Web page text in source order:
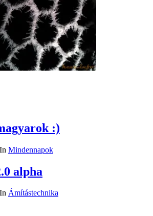
:)
In Mindennapok
alpha
In Ámítástechnika